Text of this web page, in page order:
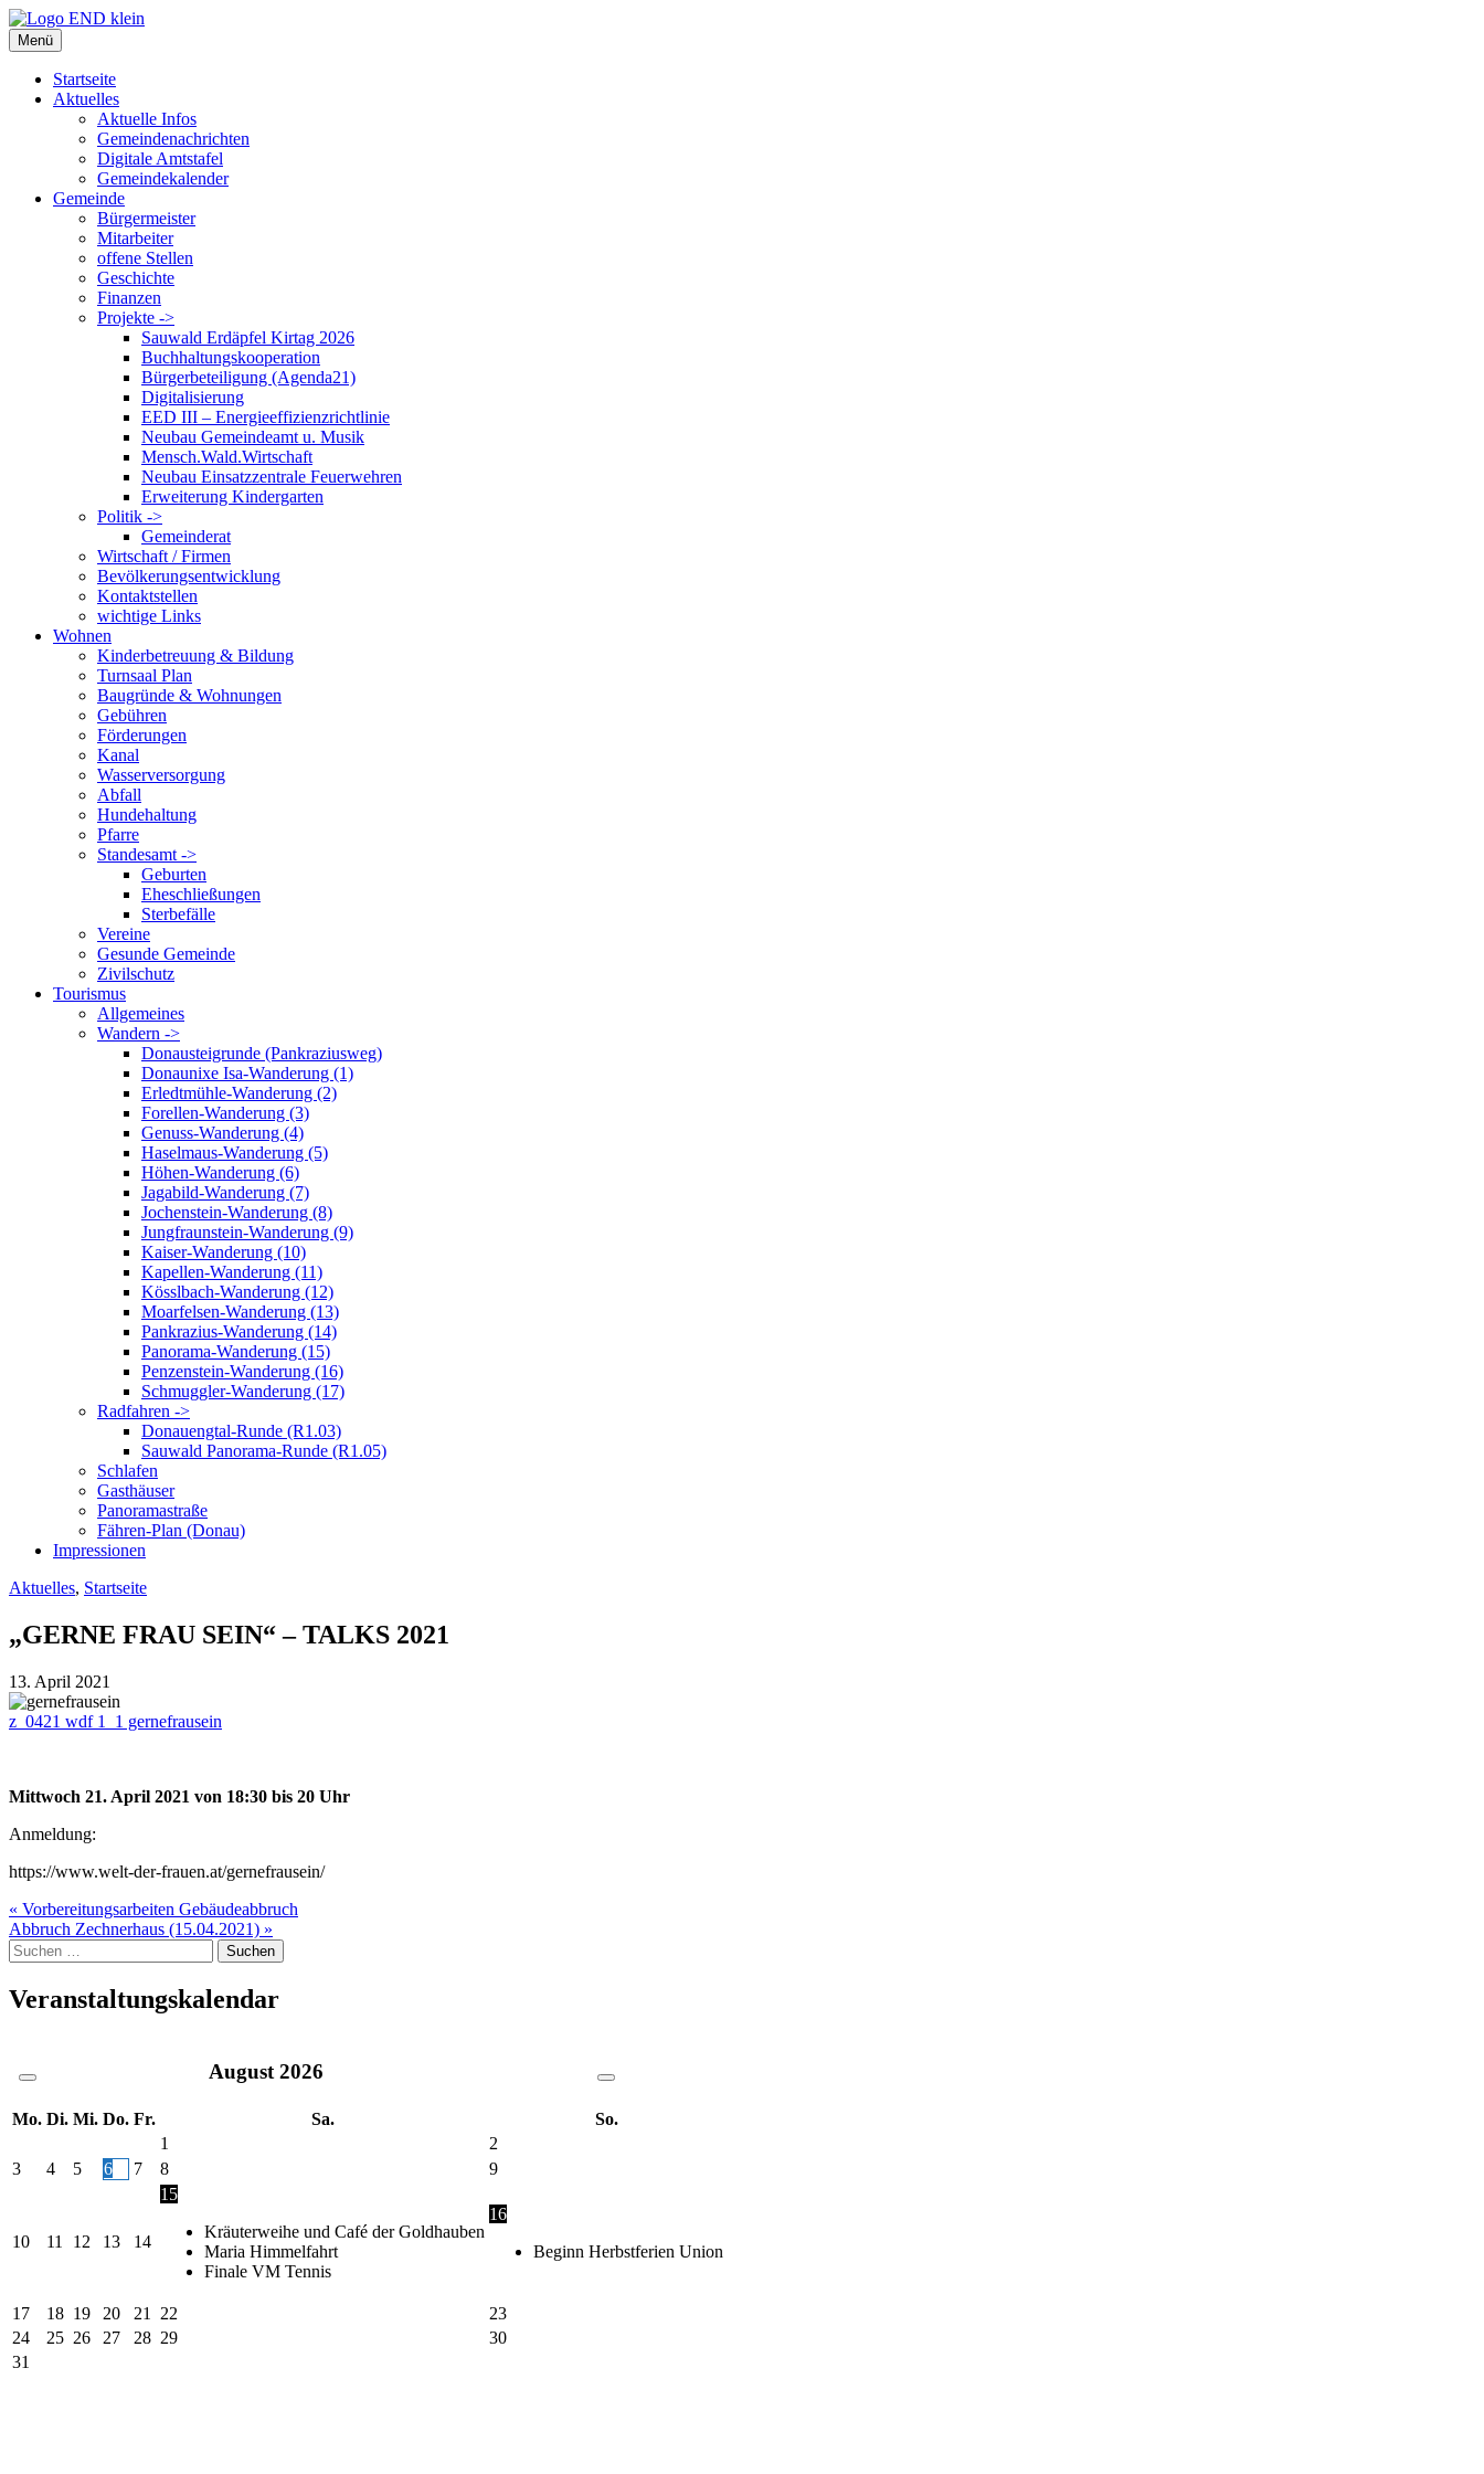
Zum
Inhalt
springen
Menü
Startseite
Aktuelles
Aktuelle Infos
Gemeindenachrichten
Digitale Amtstafel
Gemeindekalender
Gemeinde
Bürgermeister
Mitarbeiter
offene Stellen
Geschichte
Finanzen
Projekte ->
Sauwald Erdäpfel Kirtag 2026
Buchhaltungskooperation
Bürgerbeteiligung (Agenda21)
Digitalisierung
EED III – Energieeffizienzrichtlinie
Neubau Gemeindeamt u. Musik
Mensch.Wald.Wirtschaft
Neubau Einsatzzentrale Feuerwehren
Erweiterung Kindergarten
Politik ->
Gemeinderat
Wirtschaft / Firmen
Bevölkerungsentwicklung
Kontaktstellen
wichtige Links
Wohnen
Kinderbetreuung & Bildung
Turnsaal Plan
Baugründe & Wohnungen
Gebühren
Förderungen
Kanal
Wasserversorgung
Abfall
Hundehaltung
Pfarre
Standesamt ->
Geburten
Eheschließungen
Sterbefälle
Vereine
Gesunde Gemeinde
Zivilschutz
Tourismus
Allgemeines
Wandern ->
Donausteigrunde (Pankraziusweg)
Donaunixe Isa-Wanderung (1)
Erledtmühle-Wanderung (2)
Forellen-Wanderung (3)
Genuss-Wanderung (4)
Haselmaus-Wanderung (5)
Höhen-Wanderung (6)
Jagabild-Wanderung (7)
Jochenstein-Wanderung (8)
Jungfraunstein-Wanderung (9)
Kaiser-Wanderung (10)
Kapellen-Wanderung (11)
Kösslbach-Wanderung (12)
Moarfelsen-Wanderung (13)
Pankrazius-Wanderung (14)
Panorama-Wanderung (15)
Penzenstein-Wanderung (16)
Schmuggler-Wanderung (17)
Radfahren ->
Donauengtal-Runde (R1.03)
Sauwald Panorama-Runde (R1.05)
Schlafen
Gasthäuser
Panoramastraße
Fähren-Plan (Donau)
Impressionen
Aktuelles, Startseite
„GERNE FRAU SEIN“ – TALKS 2021
13. April 2021
z_0421 wdf 1_1 gernefrausein
Mittwoch 21. April 2021 von 18:30 bis 20 Uhr
Anmeldung:
https://www.welt-der-frauen.at/gernefrausein/
Beitragsnavigation
« Vorbereitungsarbeiten Gebäudeabbruch
Abbruch Zechnerhaus (15.04.2021) »
Suche
nach:
Veranstaltungskalendar
August 2026
Mo. Di. Mi. Do. Fr. Sa.
So.
1
2
3
4 5 6 7 8 9
10 11 12 13 14
15
Kräuterweihe und Café der Goldhauben
Maria Himmelfahrt
Finale VM Tennis
16
Beginn Herbstferien Union
17 18 19 20 21 22
23
24
25 26 27 28 29
30
31